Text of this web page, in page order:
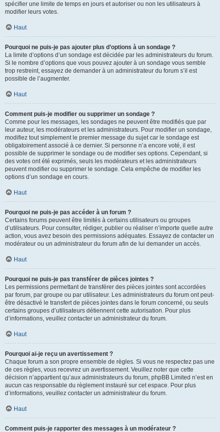
spécifier une limite de temps en jours et autoriser ou non les utilisateurs à
modifier leurs votes.
Haut
Pourquoi ne puis-je pas ajouter plus d’options à un sondage ?
La limite d’options d’un sondage est décidée par les administrateurs du forum.
Si le nombre d’options que vous pouvez ajouter à un sondage vous semble
trop restreint, essayez de demander à un administrateur du forum s’il est
possible de l’augmenter.
Haut
Comment puis-je modifier ou supprimer un sondage ?
Comme pour les messages, les sondages ne peuvent être modifiés que par
leur auteur, les modérateurs et les administrateurs. Pour modifier un sondage,
modifiez tout simplement le premier message du sujet car le sondage est
obligatoirement associé à ce dernier. Si personne n’a encore voté, il est
possible de supprimer le sondage ou de modifier ses options. Cependant, si
des votes ont été exprimés, seuls les modérateurs et les administrateurs
peuvent modifier ou supprimer le sondage. Cela empêche de modifier les
options d’un sondage en cours.
Haut
Pourquoi ne puis-je pas accéder à un forum ?
Certains forums peuvent être limités à certains utilisateurs ou groupes
d’utilisateurs. Pour consulter, rédiger, publier ou réaliser n’importe quelle autre
action, vous avez besoin des permissions adéquates. Essayez de contacter un
modérateur ou un administrateur du forum afin de lui demander un accès.
Haut
Pourquoi ne puis-je pas transférer de pièces jointes ?
Les permissions permettant de transférer des pièces jointes sont accordées
par forum, par groupe ou par utilisateur. Les administrateurs du forum ont peut-
être désactivé le transfert de pièces jointes dans le forum concerné, ou seuls
certains groupes d’utilisateurs détiennent cette autorisation. Pour plus
d’informations, veuillez contacter un administrateur du forum.
Haut
Pourquoi ai-je reçu un avertissement ?
Chaque forum a son propre ensemble de règles. Si vous ne respectez pas une
de ces règles, vous recevrez un avertissement. Veuillez noter que cette
décision n’appartient qu’aux administrateurs du forum, phpBB Limited n’est en
aucun cas responsable du règlement instauré sur cet espace. Pour plus
d’informations, veuillez contacter un administrateur du forum.
Haut
Comment puis-je rapporter des messages à un modérateur ?